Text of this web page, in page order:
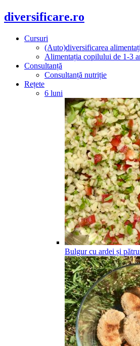
diversificare.ro
Cursuri
(Auto)diversificarea
Alimentația copilului de 1-3
Consultanță
Consultanță nutriție
Rețete
6 luni
Bulgur cu ardei și